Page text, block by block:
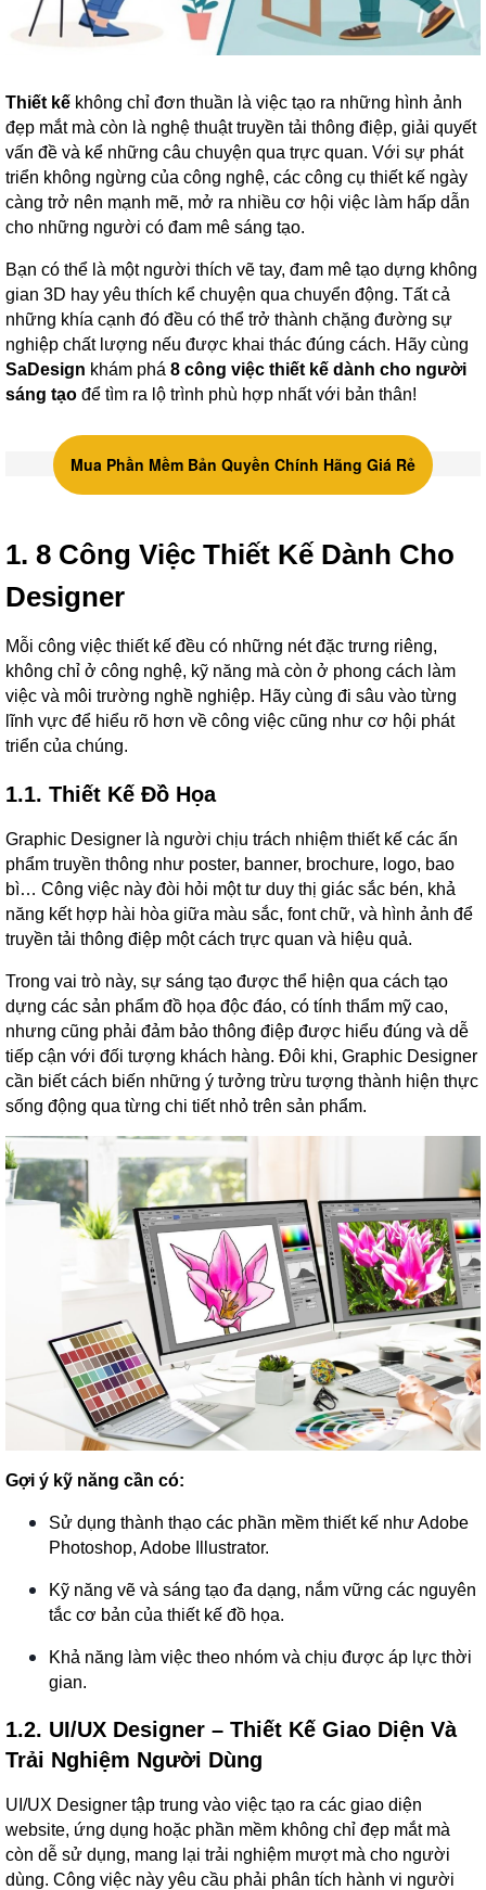
Thiết kế không chỉ đơn thuần là việc tạo ra những hình ảnh
đẹp mắt mà còn là nghệ thuật truyền tải thông điệp, giải quyết
vấn đề và kể những câu chuyện qua trực quan. Với sự phát
triển không ngừng của công nghệ, các công cụ thiết kế ngày
càng trở nên mạnh mẽ, mở ra nhiều cơ hội việc làm hấp dẫn
cho những người có đam mê sáng tạo.
Bạn có thể là một người thích vẽ tay, đam mê tạo dựng không
gian 3D hay yêu thích kể chuyện qua chuyển động. Tất cả
những khía cạnh đó đều có thể trở thành chặng đường sự
nghiệp chất lượng nếu được khai thác đúng cách. Hãy cùng
SaDesign khám phá 8 công việc thiết kế dành cho người
sáng tạo để tìm ra lộ trình phù hợp nhất với bản thân!
Mua Phần Mềm Bản Quyền Chính Hãng Giá Rẻ
1. 8 Công Việc Thiết Kế Dành Cho
Designer
Mỗi công việc thiết kế đều có những nét đặc trưng riêng,
không chỉ ở công nghệ, kỹ năng mà còn ở phong cách làm
việc và môi trường nghề nghiệp. Hãy cùng đi sâu vào từng
lĩnh vực để hiểu rõ hơn về công việc cũng như cơ hội phát
triển của chúng.
1.1. Thiết Kế Đồ Họa
Graphic Designer là người chịu trách nhiệm thiết kế các ấn
phẩm truyền thông như poster, banner, brochure, logo, bao
bì… Công việc này đòi hỏi một tư duy thị giác sắc bén, khả
năng kết hợp hài hòa giữa màu sắc, font chữ, và hình ảnh để
truyền tải thông điệp một cách trực quan và hiệu quả.
Trong vai trò này, sự sáng tạo được thể hiện qua cách tạo
dựng các sản phẩm đồ họa độc đáo, có tính thẩm mỹ cao,
nhưng cũng phải đảm bảo thông điệp được hiểu đúng và dễ
tiếp cận với đối tượng khách hàng. Đôi khi, Graphic Designer
cần biết cách biến những ý tưởng trừu tượng thành hiện thực
sống động qua từng chi tiết nhỏ trên sản phẩm.
Gợi ý kỹ năng cần có:
Sử dụng thành thạo các phần mềm thiết kế như Adobe
Photoshop, Adobe Illustrator.
Kỹ năng vẽ và sáng tạo đa dạng, nắm vững các nguyên
tắc cơ bản của thiết kế đồ họa.
Khả năng làm việc theo nhóm và chịu được áp lực thời
gian.
1.2. UI/UX Designer – Thiết Kế Giao Diện Và
Trải Nghiệm Người Dùng
UI/UX Designer tập trung vào việc tạo ra các giao diện
website, ứng dụng hoặc phần mềm không chỉ đẹp mắt mà
còn dễ sử dụng, mang lại trải nghiệm mượt mà cho người
dùng. Công việc này yêu cầu phải phân tích hành vi người